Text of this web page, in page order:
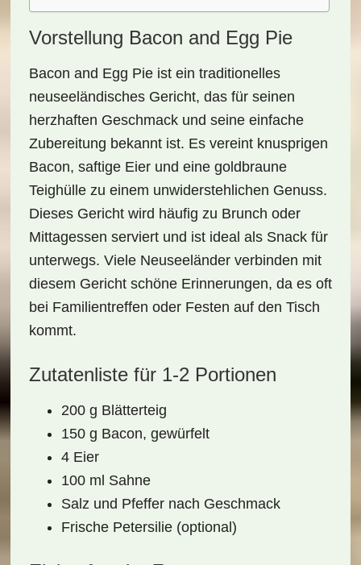
Vorstellung Bacon and Egg Pie
Bacon and Egg Pie ist ein traditionelles
neuseeländisches Gericht, das für seinen
herzhaften Geschmack und seine einfache
Zubereitung bekannt ist. Es vereint knusprigen
Bacon, saftige Eier und eine goldbraune
Teighülle zu einem unwiderstehlichen Genuss.
Dieses Gericht wird häufig zu Brunch oder
Mittagessen serviert und ist ideal als Snack für
unterwegs. Viele Neuseeländer verbinden mit
diesem Gericht schöne Erinnerungen, da es oft
bei Familientreffen oder Festen auf den Tisch
kommt.
Zutatenliste für 1-2 Portionen
200 g Blätterteig
150 g Bacon, gewürfelt
4 Eier
100 ml Sahne
Salz und Pfeffer nach Geschmack
Frische Petersilie (optional)